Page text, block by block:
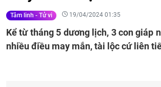
Tâm linh - Tử vi 19/04/2024 01:35
Kể từ tháng 5 dương lịch, 3 con giáp
nhiều điều may mắn, tài lộc cứ liên